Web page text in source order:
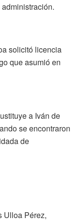
solicitó licencia
que asumió en
a Iván de
se encontraron
de
Ulloa Pérez,